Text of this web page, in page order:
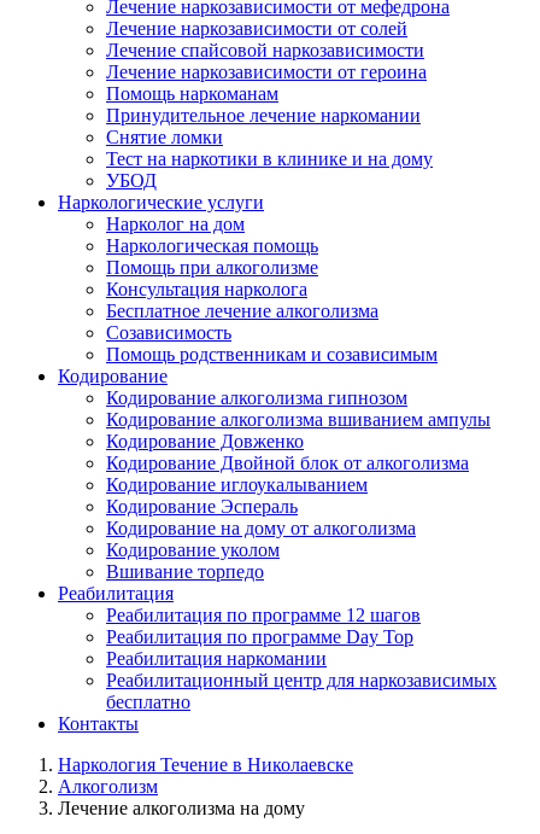
Лечение наркозависимости от мефедрона
Лечение наркозависимости от солей
Лечение спайсовой наркозависимости
Лечение наркозависимости от героина
Помощь наркоманам
Принудительное лечение наркомании
Снятие ломки
Тест на наркотики в клинике и на дому
УБОД
Наркологические услуги
Нарколог на дом
Наркологическая помощь
Помощь при алкоголизме
Консультация нарколога
Бесплатное лечение алкоголизма
Созависимость
Помощь родственникам и созависимым
Кодирование
Кодирование алкоголизма гипнозом
Кодирование алкоголизма вшиванием ампулы
Кодирование Довженко
Кодирование Двойной блок от алкоголизма
Кодирование иглоукалыванием
Кодирование Эспераль
Кодирование на дому от алкоголизма
Кодирование уколом
Вшивание торпедо
Реабилитация
Реабилитация по программе 12 шагов
Реабилитация по программе Day Top
Реабилитация наркомании
Реабилитационный центр для наркозависимых
бесплатно
Контакты
Наркология Течение в Николаевске
Алкоголизм
Лечение алкоголизма на дому